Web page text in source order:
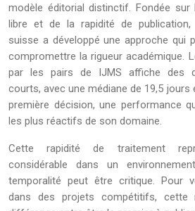
modèle éditorial distinctif. Fondée sur
libre et de la rapidité de publication,
suisse a développé une approche qui
compromettre la rigueur académique.
par les pairs de IJMS affiche des
courts, avec une médiane de 19,5
première décision, une performance
les plus réactifs de son domaine.
Cette rapidité de traitement
considérable dans un
temporalité peut être critique. Pour
dans des projets compétitifs, cette